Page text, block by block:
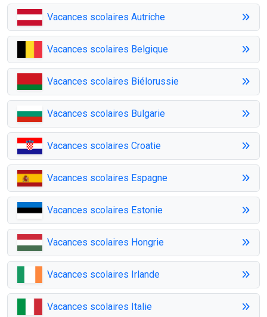
Vacances scolaires Autriche
Vacances scolaires Belgique
Vacances scolaires Biélorussie
Vacances scolaires Bulgarie
Vacances scolaires Croatie
Vacances scolaires Espagne
Vacances scolaires Estonie
Vacances scolaires Hongrie
Vacances scolaires Irlande
Vacances scolaires Italie